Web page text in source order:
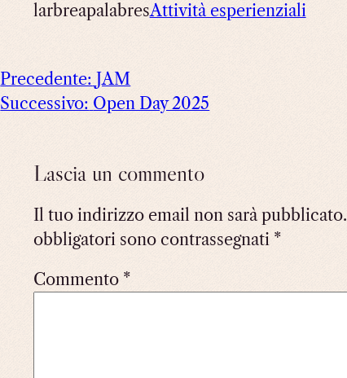
larbreapalabresAttività esperienziali
Precedente: JAM
Successivo: Open Day 2025
Lascia un commento
Il tuo indirizzo email non sarà pubblicato.
obbligatori sono contrassegnati *
Commento *